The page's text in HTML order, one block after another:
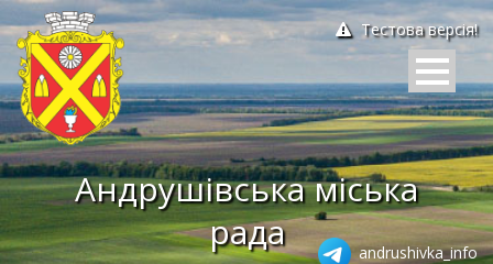
Тестова версія!
Андрушівська міська
рада
andrushivka_info